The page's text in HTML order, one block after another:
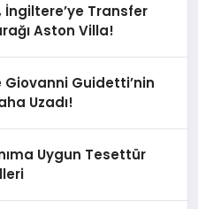
İngiltere’ye Transfer
Aston Villa!
Giovanni Guidetti’nin
Uzadı!
Uygun Tesettür